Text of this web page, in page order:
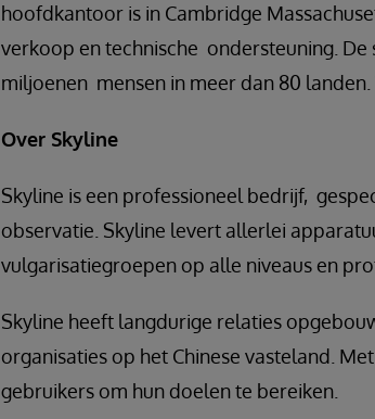
hoofdkantoor is in Cambridge
verkoop en technische ondersteuning.
miljoenen mensen in meer dan 80
Over Skyline
Skyline is een professioneel bedrijf,
observatie. Skyline levert allerlei
vulgarisatiegroepen op alle niveaus en
Skyline heeft langdurige relaties
organisaties op het Chinese vasteland.
gebruikers om hun doelen te bereiken.